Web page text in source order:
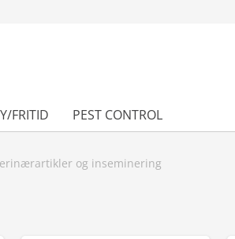
FRITID PEST CONTROL
og inseminering